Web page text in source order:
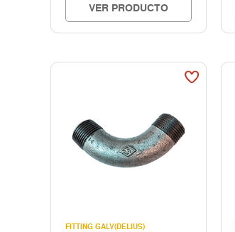
VER PRODUCTO
FITTING GALV(DELIUS)